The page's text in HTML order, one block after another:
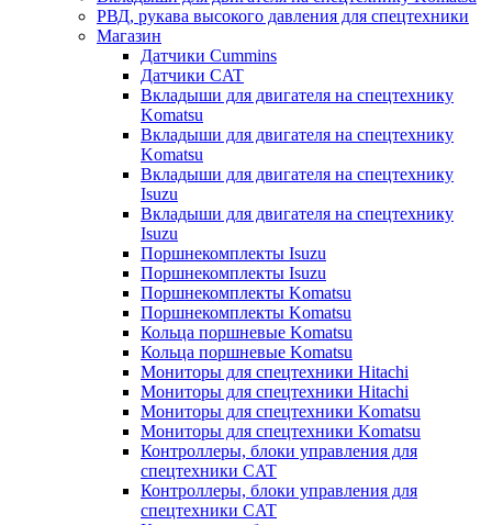
РВД, рукава высокого давления для спецтехники
Магазин
Датчики Cummins
Датчики CAT
Вкладыши для двигателя на спецтехнику
Komatsu
Вкладыши для двигателя на спецтехнику
Komatsu
Вкладыши для двигателя на спецтехнику
Isuzu
Вкладыши для двигателя на спецтехнику
Isuzu
Поршнекомплекты Isuzu
Поршнекомплекты Isuzu
Поршнекомплекты Komatsu
Поршнекомплекты Komatsu
Кольца поршневые Komatsu
Кольца поршневые Komatsu
Мониторы для спецтехники Hitachi
Мониторы для спецтехники Hitachi
Мониторы для спецтехники Komatsu
Мониторы для спецтехники Komatsu
Контроллеры, блоки управления для
спецтехники CAT
Контроллеры, блоки управления для
спецтехники CAT